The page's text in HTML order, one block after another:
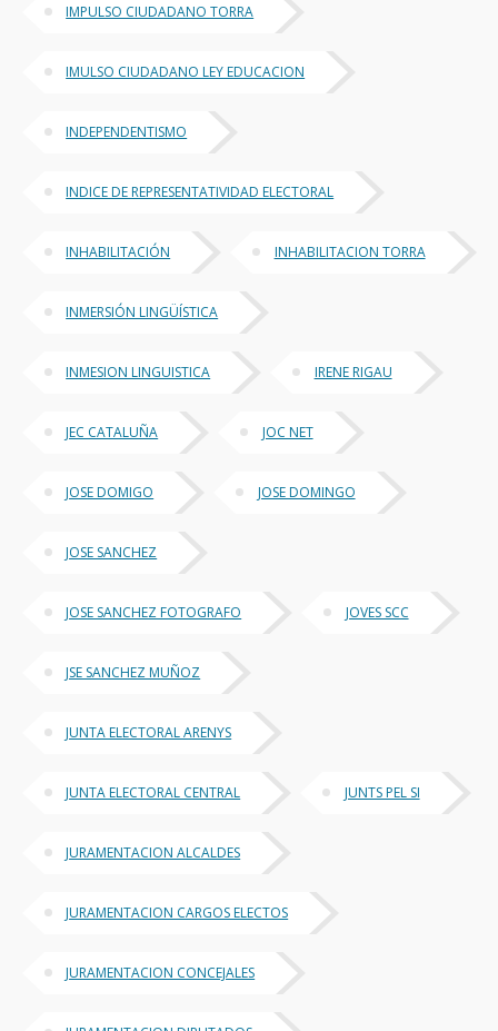
IMPULSO CIUDADANO TORRA
IMULSO CIUDADANO LEY EDUCACION
INDEPENDENTISMO
INDICE DE REPRESENTATIVIDAD ELECTORAL
INHABILITACIÓN INHABILITACION TORRA
INMERSIÓN LINGÜÍSTICA
INMESION LINGUISTICA IRENE RIGAU
JEC CATALUÑA JOC NET
JOSE DOMIGO JOSE DOMINGO
JOSE SANCHEZ
JOSE SANCHEZ FOTOGRAFO JOVES SCC
JSE SANCHEZ MUÑOZ
JUNTA ELECTORAL ARENYS
JUNTA ELECTORAL CENTRAL JUNTS PEL SI
JURAMENTACION ALCALDES
JURAMENTACION CARGOS ELECTOS
JURAMENTACION CONCEJALES